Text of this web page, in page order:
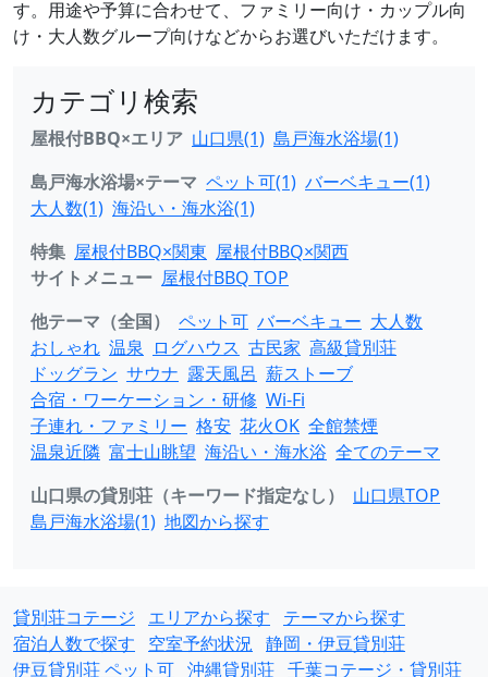
す。用途や予算に合わせて、ファミリー向け・カップル向
け・大人数グループ向けなどからお選びいただけます。
カテゴリ検索
屋根付BBQ×エリア 山口県(1) 島戸海水浴場(1)
島戸海水浴場×テーマ ペット可(1) バーベキュー(1)
大人数(1) 海沿い・海水浴(1)
特集 屋根付BBQ×関東 屋根付BBQ×関西
サイトメニュー 屋根付BBQ TOP
他テーマ（全国）
ペット可 バーベキュー 大人数
おしゃれ 温泉 ログハウス 古民家 高級貸別荘
ドッグラン サウナ 露天風呂 薪ストーブ
合宿・ワーケーション・研修 Wi-Fi
子連れ・ファミリー 格安 花火OK 全館禁煙
温泉近隣 富士山眺望 海沿い・海水浴 全てのテーマ
山口県の貸別荘（キーワード指定なし）
山口県TOP
島戸海水浴場(1) 地図から探す
貸別荘コテージ エリアから探す
テーマから探す
宿泊人数で探す
空室予約状況 静岡・伊豆貸別荘
伊豆貸別荘 ペット可 沖縄貸別荘 千葉コテージ・貸別荘